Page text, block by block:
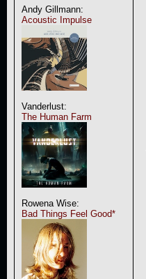
Andy Gillmann:
Acoustic Impulse
Vanderlust:
The Human Farm
Rowena Wise:
Bad Things Feel Good*